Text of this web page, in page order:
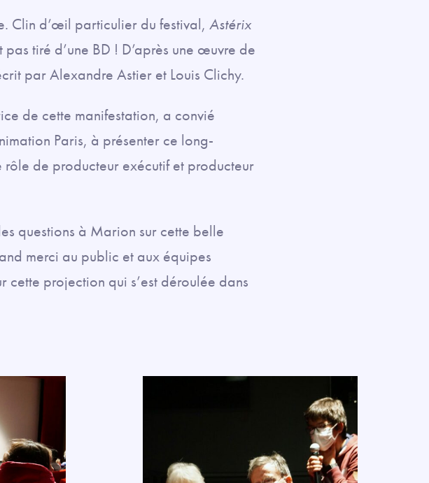
Clin d’œil particulier du festival, Astérix
pas tiré d’une BD ! D’après une œuvre de
par Alexandre Astier et Louis Clichy.
de cette manifestation, a convié
Paris, à présenter ce long-
de producteur exécutif et producteur
questions à Marion sur cette belle
merci au public et aux équipes
projection qui s’est déroulée dans